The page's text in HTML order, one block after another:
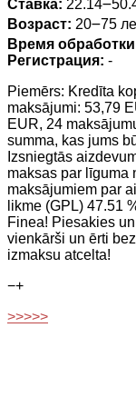
Ставка:
Возраст: 20౼75
Время
Регистрация: -
Piemērs: Kredīta
maksājumi: 53,79
EUR, 24
summa, kas jums
Izsniegtās
maksas par līguma
maksājumiem par
likme (GPL) 47.51
Finea! Piesakies
vienkārši un ērti
izmaksu atcelta!
−+
>>>>>